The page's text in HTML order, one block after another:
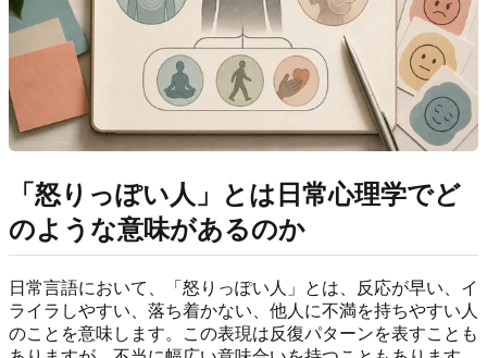
「怒りっぽい人」とは日常心理学でど
のような意味があるのか
日常言語において、「怒りっぽい人」とは、反応が早い、イ
ライラしやすい、落ち着かない、他人に不満を持ちやすい人
のことを意味します。この表現は反復パターンを表すことも